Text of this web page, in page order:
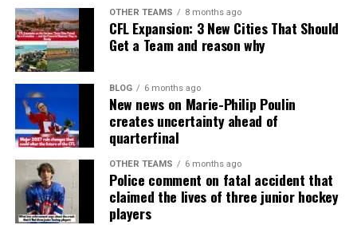
OTHER TEAMS 8 months ago
CFL Expansion: 3 New Cities That Should
Get a Team and reason why
BLOG 6 months ago
New news on Marie-Philip Poulin
creates uncertainty ahead of
quarterfinal
OTHER TEAMS 6 months ago
Police comment on fatal accident that
claimed the lives of three junior hockey
players